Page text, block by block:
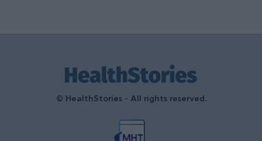
© HealthStories - All rights reserved.